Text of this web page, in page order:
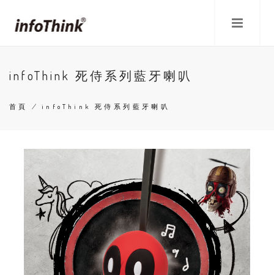
infoThink 死侍系列藍牙喇叭
航
連
首頁 /infoThink 死侍系列藍牙喇叭